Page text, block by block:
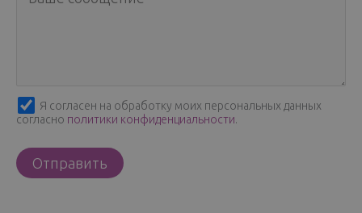
Я согласен на обработку моих персональных данных
согласно политики конфиденциальности.